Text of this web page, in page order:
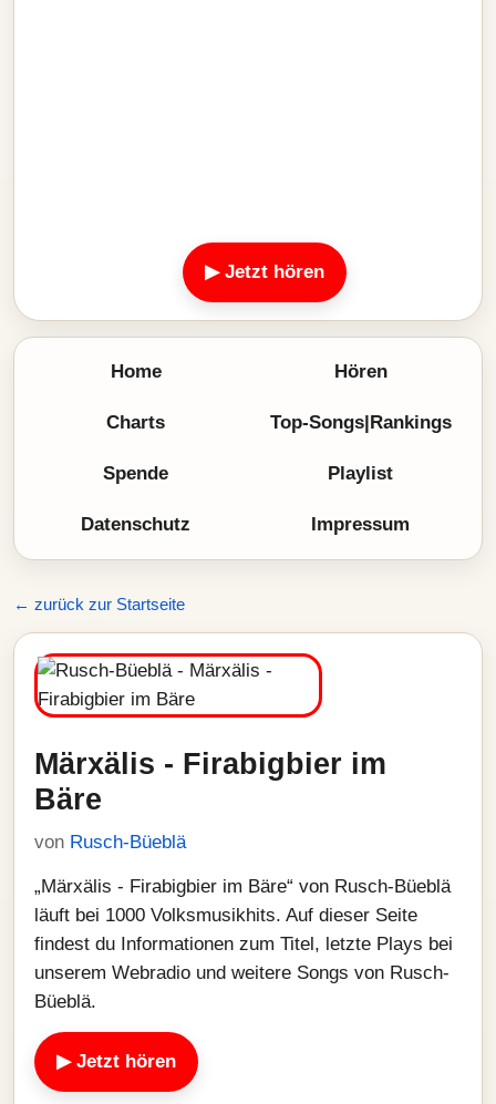
▶ Jetzt hören
Home Hören
Charts Top-Songs|Rankings
Spende Playlist
Datenschutz Impressum
← zurück zur Startseite
Märxälis - Firabigbier im
Bäre
von Rusch-Büeblä
„Märxälis - Firabigbier im Bäre“ von Rusch-Büeblä
läuft bei 1000 Volksmusikhits. Auf dieser Seite
findest du Informationen zum Titel, letzte Plays bei
unserem Webradio und weitere Songs von Rusch-
Büeblä.
▶ Jetzt hören